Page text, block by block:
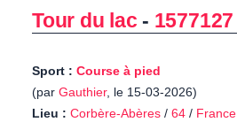
Tour du lac - 1577127
Sport : Course à pied
(par Gauthier, le 15-03-2026)
Lieu : Corbère-Abères / 64 / France